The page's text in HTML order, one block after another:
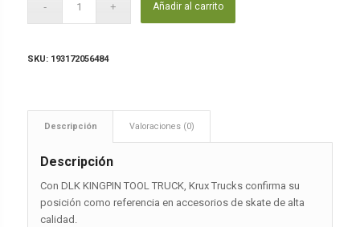
Añadir al carrito
SKU: 193172056484
Descripción Valoraciones (0)
Descripción
Con DLK KINGPIN TOOL TRUCK, Krux Trucks confirma su
posición como referencia en accesorios de skate de alta
calidad.